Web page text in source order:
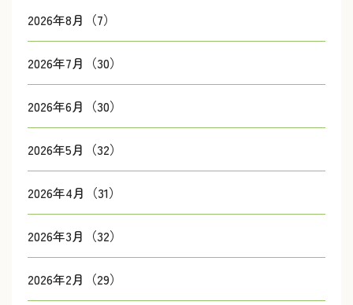
2026年8月（7）
2026年7月（30）
2026年6月（30）
2026年5月（32）
2026年4月（31）
2026年3月（32）
2026年2月（29）